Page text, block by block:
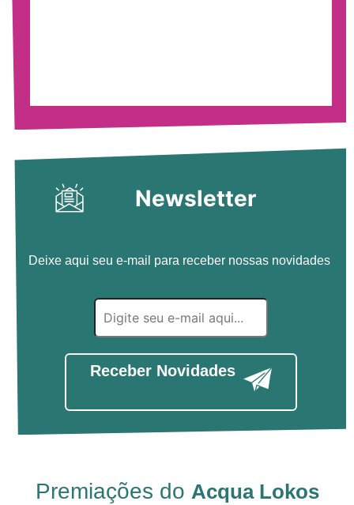
Newsletter
Deixe aqui seu e-mail para receber nossas novidades
Receber Novidades
Premiações do Acqua Lokos